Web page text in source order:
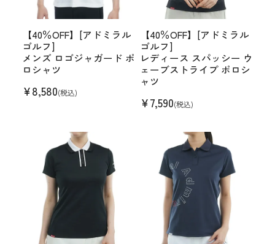
【40％OFF】[アドミラル
ゴルフ]
メンズ ロゴジャガード ポ
ロシャツ
¥8,580(税込)
【40％OFF】[アドミラル
ゴルフ]
レディース スパッシー ウ
ェーブストライプ ポロシ
ャツ
¥7,590(税込)